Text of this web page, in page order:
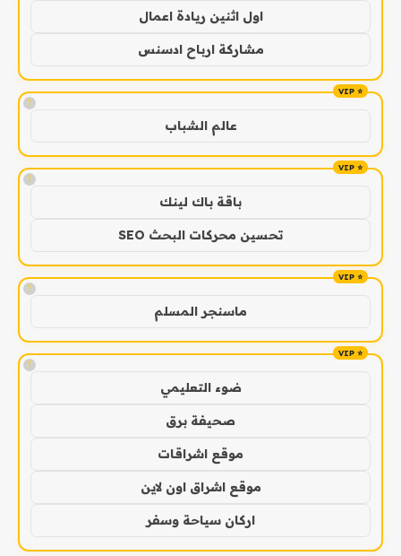
اول اثنين ريادة اعمال
مشاركة ارباح ادسنس
!
عالم الشباب
!
باقة باك لينك
تحسين محركات البحث SEO
!
ماسنجر المسلم
!
ضوء التعليمي
صحيفة برق
موقع اشراقات
موقع اشراق اون لاين
اركان سياحة وسفر